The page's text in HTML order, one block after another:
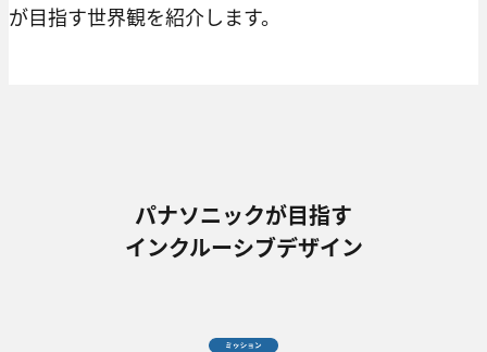
が目指す世界観を紹介します。
パナソニックが目指す
インクルーシブデザイン